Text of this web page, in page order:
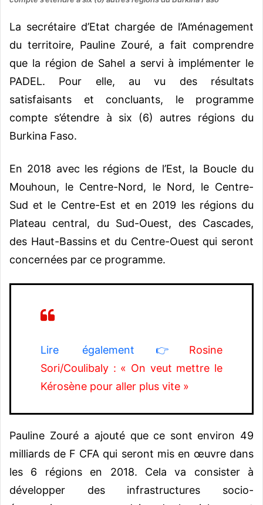
La secrétaire d’Etat chargée de l’Aménagement
du territoire, Pauline Zouré, a fait comprendre
que la région de Sahel a servi à implémenter le
PADEL. Pour elle, au vu des résultats
satisfaisants et concluants, le programme
compte s’étendre à six (6) autres régions du
Burkina Faso.
En 2018 avec les régions de l’Est, la Boucle du
Mouhoun, le Centre-Nord, le Nord, le Centre-
Sud et le Centre-Est et en 2019 les régions du
Plateau central, du Sud-Ouest, des Cascades,
des Haut-Bassins et du Centre-Ouest qui seront
concernées par ce programme.
Lire également👉 Rosine
Sori/Coulibaly : « On veut mettre le
Kérosène pour aller plus vite »
Pauline Zouré a ajouté que ce sont environ 49
milliards de F CFA qui seront mis en œuvre dans
les 6 régions en 2018. Cela va consister à
développer des infrastructures socio-